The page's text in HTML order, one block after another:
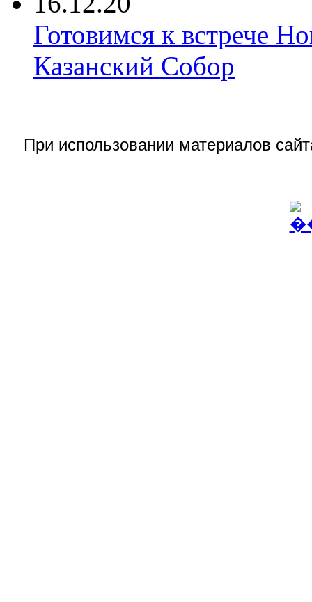
Готовимся к встрече
Казанский Собор
При использовании материалов